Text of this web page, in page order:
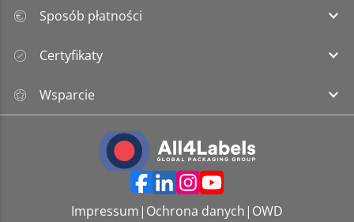
Sposób płatności
Certyfikaty
Wsparcie
Impressum | Ochrona danych | OWD